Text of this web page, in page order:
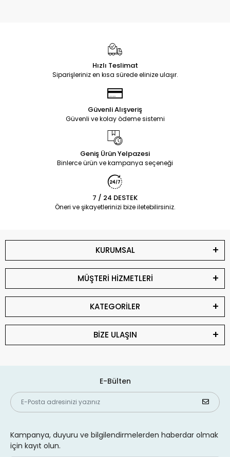
Hızlı Teslimat
Siparişleriniz en kısa sürede elinize ulaşır.
Güvenli Alışveriş
Güvenli ve kolay ödeme sistemi
Geniş Ürün Yelpazesi
Binlerce ürün ve kampanya seçeneği
7 / 24 DESTEK
Öneri ve şikayetlerinizi bize iletebilirsiniz.
KURUMSAL
MÜŞTERİ HİZMETLERİ
KATEGORİLER
BİZE ULAŞIN
E-Bülten
Kampanya, duyuru ve bilgilendirmelerden haberdar olmak
için kayıt olun.